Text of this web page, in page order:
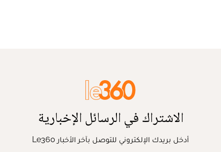
الاشتراك في الرسائل الإخبارية
أدخل بريدك الإلكتروني للتوصل بآخر الأخبار Le360